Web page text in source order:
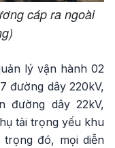
cáp ra ngoài
lý vận hành 02
đường dây 220kV,
đường dây 22kV,
tải trọng yếu khu
đó, mọi diễn